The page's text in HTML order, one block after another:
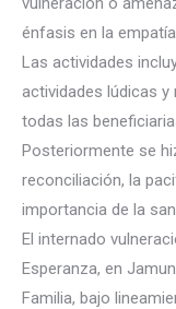
énfasis en la
Las actividades
actividades lúdicas
todas las
Posteriormente se
reconciliación, la
importancia de la
El internado
Esperanza, en
Familia, bajo